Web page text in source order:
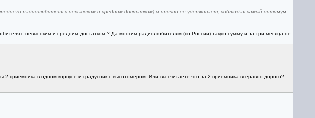
радиолюбителя с невысоким и средним достатком) и прочно её удерживает, соблюдая самый оптимум-
с невысоким и средним достатком ? Да многим радиолюбителям (по России) такую сумму и за три месяца не
в одном корпусе и градусник с высотомером. Или вы считаете что за 2 приёмника всёравно дорого?